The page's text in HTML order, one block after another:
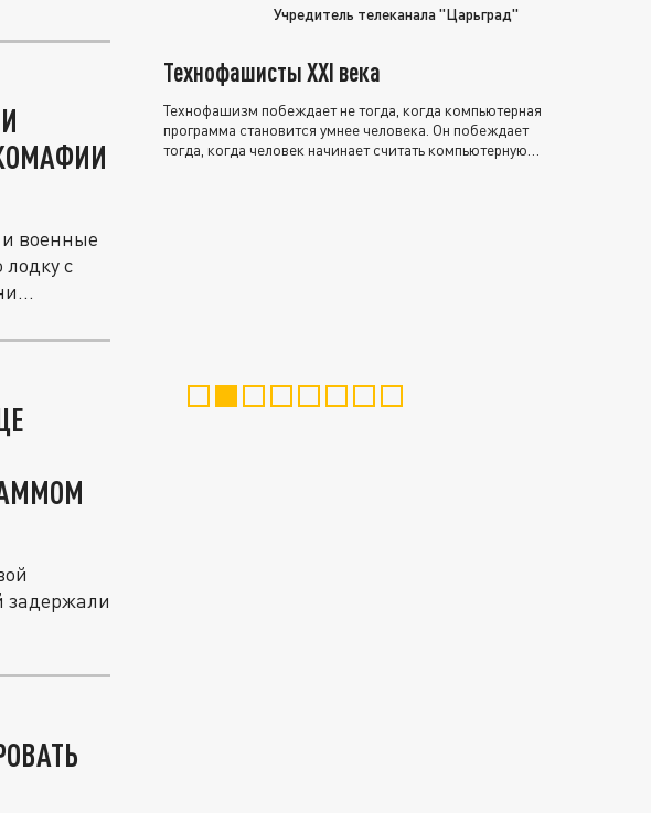
военные
с
задержали
Учредитель телеканала "Царьград"
Технофашисты XXI века
Технофашизм побеждает не тогда, когда компьютерная
программа становится умнее человека. Он побеждает
тогда, когда человек начинает считать компьютерную